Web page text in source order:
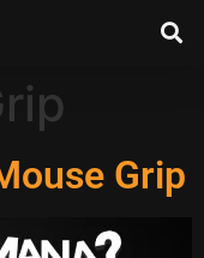
Grip